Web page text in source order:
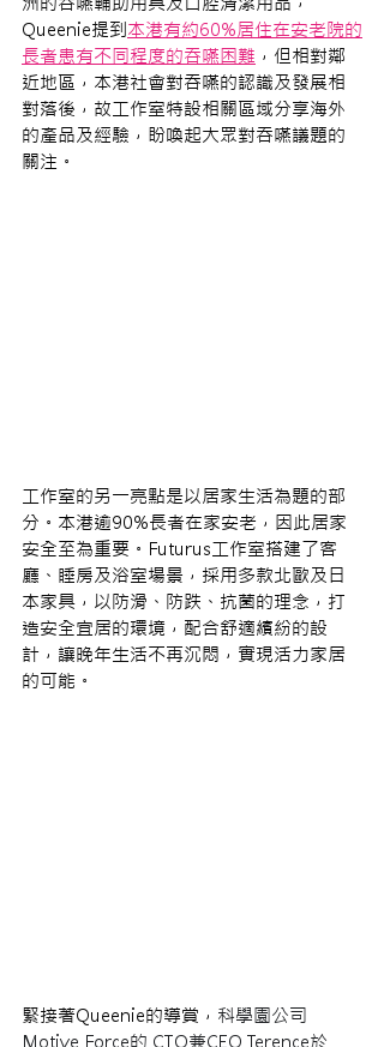
Queenie提到本港有約60%居住在安老院的
長者患有不同程度的吞嚥困難 ，但相對鄰
近地區，本港社會對吞嚥的認識及發展相
對落後，故工作室特設相關區域分享海外
的產品及經驗，盼喚起大眾對吞嚥議題的
關注。
工作室的另一亮點是以居家生活為題的部
分。本港逾90%長者在家安老，因此居家
安全至為重要。Futurus工作室搭建了客
廳、睡房及浴室場景，採用多款北歐及日
本家具，以防滑、防跌、抗菌的理念，打
造安全宜居的環境，配合舒適繽紛的設
計，讓晚年生活不再沉悶，實現活力家居
的可能。
緊接著Queenie的導賞， 科學園公司
Motive Force的 CTO兼CEO Terence於